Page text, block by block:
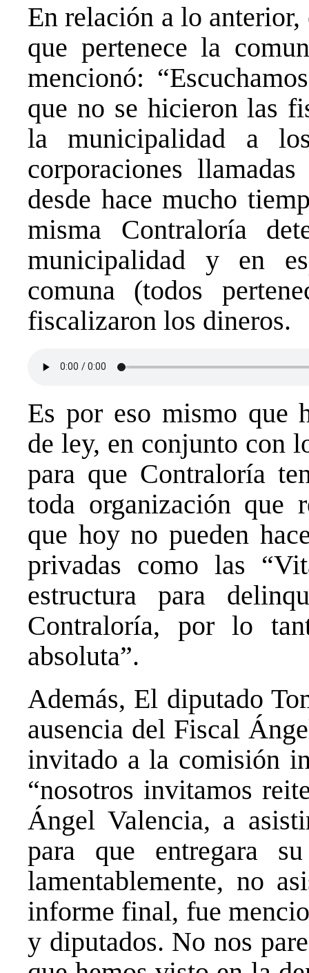
En relación a lo
que pertenece la
mencionó:
que no se hicieron las
la municipalidad a
corporaciones
desde hace mucho
misma Contraloría
municipalidad y en
comuna (todos
fiscalizaron los dineros.
Es por eso mismo que
de ley, en conjunto con
para que Contraloría
toda organización que
que hoy no pueden
privadas como las
estructura para
Contraloría, por lo
absoluta”.
Además, El diputado
ausencia del Fiscal
invitado a la comisión
“nosotros invitamos
Ángel Valencia, a
para que entregara
lamentablemente, no
informe final, fue
y diputados. No nos